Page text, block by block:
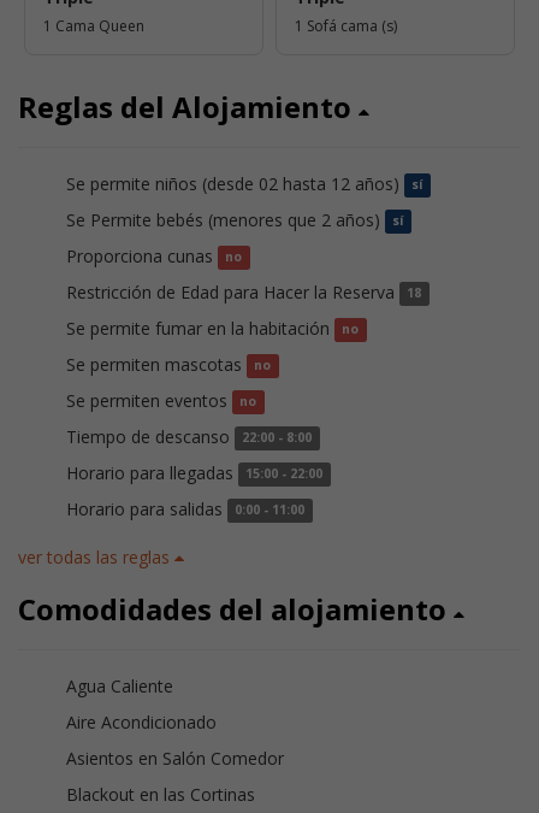
1 Cama Queen 1 Sofá cama (s)
Reglas del Alojamiento
Se permite niños (desde 02 hasta 12 años) sí
Se Permite bebés (menores que 2 años) sí
Proporciona cunas no
Restricción de Edad para Hacer la Reserva 18
Se permite fumar en la habitación no
Se permiten mascotas no
Se permiten eventos no
Tiempo de descanso 22:00 - 8:00
Horario para llegadas 15:00 - 22:00
Horario para salidas 0:00 - 11:00
ver todas las reglas
Comodidades del alojamiento
Agua Caliente
Aire Acondicionado
Asientos en Salón Comedor
Blackout en las Cortinas